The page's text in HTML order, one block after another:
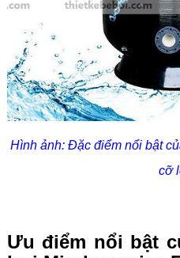
Hình ảnh: Đặc điểm nổi bật
cỡ
Ưu điểm nổi bật